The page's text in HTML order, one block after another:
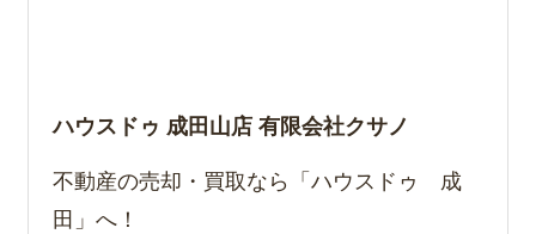
ハウスドゥ 成田山店 有限会社クサノ
不動産の売却・買取なら「ハウスドゥ 成
田」へ！